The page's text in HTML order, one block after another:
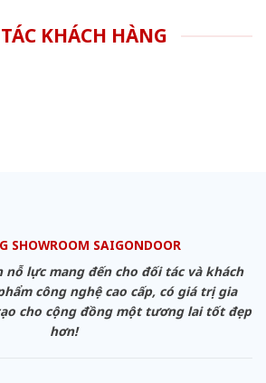
KHÁCH HÀNG
SHOWROOM SAIGONDOOR
nỗ lực mang đến cho đối tác và khách
công nghệ cao cấp, có giá trị gia
cho cộng đồng một tương lai tốt đẹp
hơn!